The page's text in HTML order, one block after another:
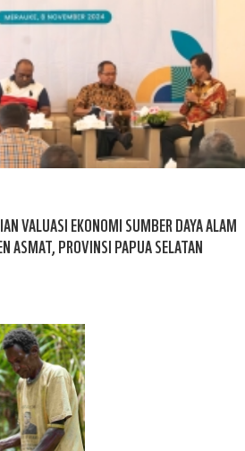
VALUASI EKONOMI SUMBER DAYA ALAM
ASMAT, PROVINSI PAPUA SELATAN